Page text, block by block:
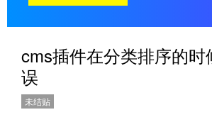
cms插件在分类排序的时
误
未结贴